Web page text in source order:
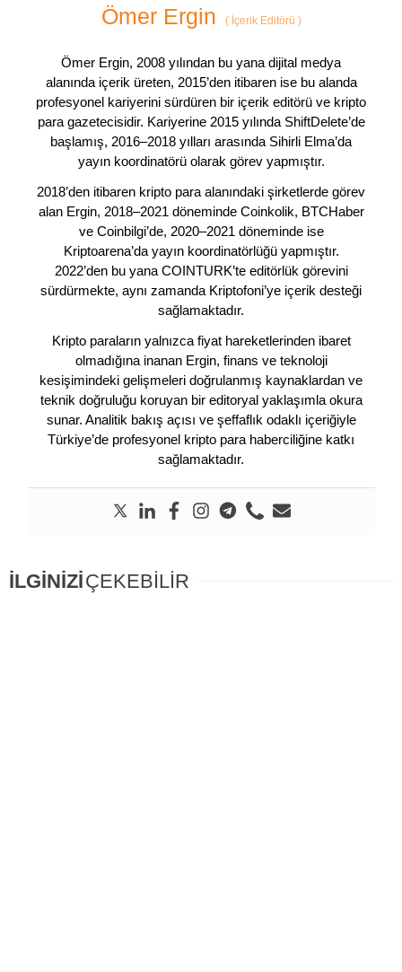
Ömer Ergin (İçerik Editörü )
Ömer Ergin, 2008 yılından bu yana dijital medya
alanında içerik üreten, 2015’den itibaren ise bu alanda
profesyonel kariyerini sürdüren bir içerik editörü ve kripto
para gazetecisidir. Kariyerine 2015 yılında ShiftDelete’de
başlamış, 2016–2018 yılları arasında Sihirli Elma’da
yayın koordinatörü olarak görev yapmıştır.
2018’den itibaren kripto para alanındaki şirketlerde görev
alan Ergin, 2018–2021 döneminde Coinkolik, BTCHaber
ve Coinbilgi’de, 2020–2021 döneminde ise
Kriptoarena’da yayın koordinatörlüğü yapmıştır.
2022’den bu yana COINTURK’te editörlük görevini
sürdürmekte, aynı zamanda Kriptofoni’ye içerik desteği
sağlamaktadır.
Kripto paraların yalnızca fiyat hareketlerinden ibaret
olmadığına inanan Ergin, finans ve teknoloji
kesişimindeki gelişmeleri doğrulanmış kaynaklardan ve
teknik doğruluğu koruyan bir editoryal yaklaşımla okura
sunar. Analitik bakış açısı ve şeffaflık odaklı içeriğiyle
Türkiye’de profesyonel kripto para haberciliğine katkı
sağlamaktadır.
İLGİNİZİÇEKEBİLİR